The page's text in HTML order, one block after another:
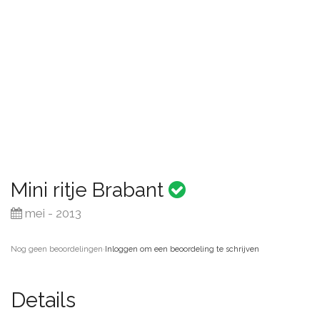
Mini ritje Brabant
mei - 2013
Nog geen beoordelingen·Inloggen om een beoordeling te schrijven
Details